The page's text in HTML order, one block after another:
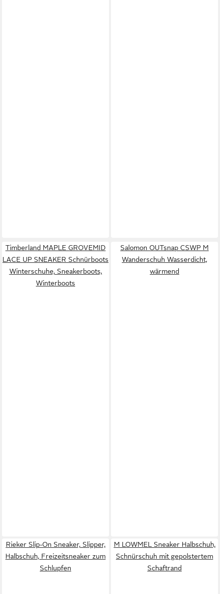
Timberland MAPLE GROVEMID
LACE UP SNEAKER Schnürboots
Winterschuhe, Sneakerboots,
Winterboots
Salomon OUTsnap CSWP M
Wanderschuh Wasserdicht,
wärmend
Rieker Slip-On Sneaker, Slipper,
Halbschuh, Freizeitsneaker zum
Schlupfen
M LOWMEL Sneaker Halbschuh,
Schnürschuh mit gepolstertem
Schaftrand